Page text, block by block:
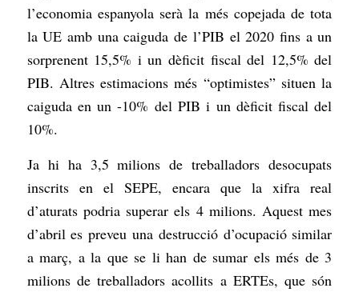
l’economia espanyola serà la més copejada de tota
la UE amb una caiguda de l’PIB el 2020 fins a un
sorprenent 15,5% i un dèficit fiscal del 12,5% del
PIB. Altres estimacions més “optimistes” situen la
caiguda en un -10% del PIB i un dèficit fiscal del
10%.
Ja hi ha 3,5 milions de treballadors desocupats
inscrits en el SEPE, encara que la xifra real
d’aturats podria superar els 4 milions. Aquest mes
d’abril es preveu una destrucció d’ocupació similar
a març, a la que se li han de sumar els més de 3
milions de treballadors acollits a ERTEs, que són